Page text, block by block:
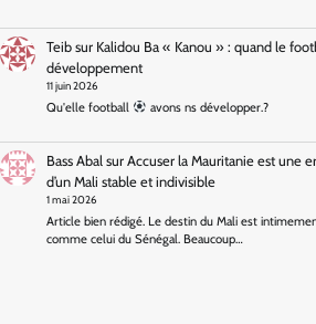
Teibsur Kalidou Ba « Kanou » : quand le
développement
11 juin 2026
Qu'elle football avons ns développer.?
Bass Abal sur Accuser la Mauritanie est une
d’un Mali stable et indivisible
1 mai 2026
Article bien rédigé. Le destin du Mali est
comme celui du Sénégal. Beaucoup…